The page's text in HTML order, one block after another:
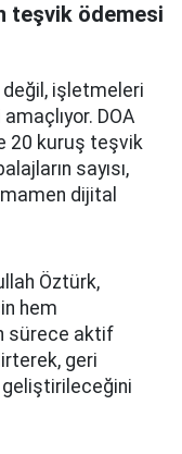
teşvik ödemesi
değil, işletmeleri
DOA
20 kuruş teşvik
sayısı,
dijital
Öztürk,
hem
sürece aktif
geri
geliştirileceğini